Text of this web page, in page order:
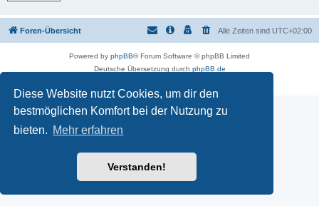
Diese Website nutzt Cookies, um dir den
bestmöglichen Komfort bei der Nutzung zu
bieten. Mehr erfahren
Verstanden!
Foren-Übersicht Alle Zeiten sind UTC+02:00
Powered by phpBB® Forum Software © phpBB Limited
Deutsche Übersetzung durch phpBB.de